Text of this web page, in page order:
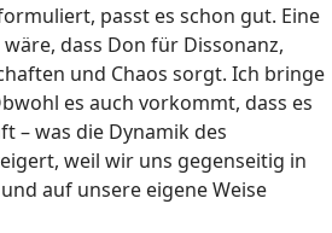
passt es schon gut. Eine
dass Don für Dissonanz,
und Chaos sorgt. Ich bringe
es auch vorkommt, dass es
– was die Dynamik des
weil wir uns gegenseitig in
auf unsere eigene Weise